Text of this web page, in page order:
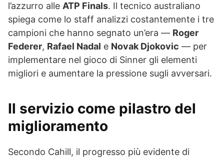
l’azzurro alle ATP Finals. Il tecnico australiano
spiega come lo staff analizzi costantemente i tre
campioni che hanno segnato un’era — Roger
Federer, Rafael Nadal e Novak Djokovic — per
implementare nel gioco di Sinner gli elementi
migliori e aumentare la pressione sugli avversari.
Il servizio come pilastro del
miglioramento
Secondo Cahill, il progresso più evidente di